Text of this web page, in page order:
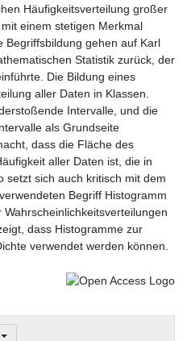
Häufigkeitsverteilung großer
einem stetigen Merkmal
Begriffsbildung gehen auf Karl
Statistik zurück, der
Die Bildung eines
aller Daten in Klassen.
Intervalle, und die
als Grundseite
dass die Fläche des
aller Daten ist, die in
setzt sich auch kritisch mit dem
Begriff Histogramm
dass Histogramme zur
verwendet werden können.